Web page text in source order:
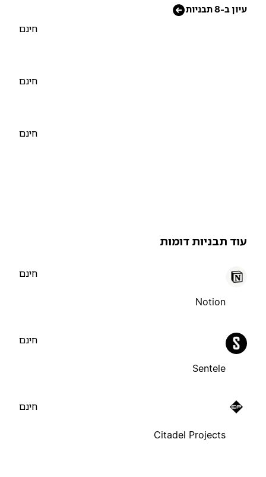
ב-8 תבניות
תבניות דומות
Notion
Sentele
Citadel Projects